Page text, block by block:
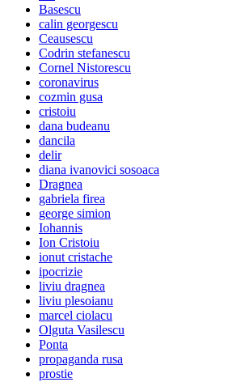
Basescu
calin georgescu
Ceausescu
Codrin stefanescu
Cornel Nistorescu
coronavirus
cozmin gusa
cristoiu
dana budeanu
dancila
delir
diana ivanovici sosoaca
Dragnea
gabriela firea
george simion
Iohannis
Ion Cristoiu
ionut cristache
ipocrizie
liviu dragnea
liviu plesoianu
marcel ciolacu
Olguta Vasilescu
Ponta
propaganda rusa
prostie